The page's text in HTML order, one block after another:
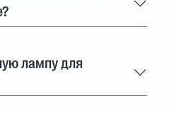
лампу для